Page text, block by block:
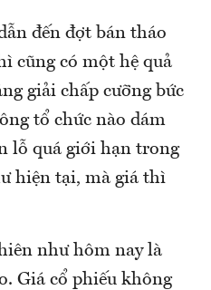
đến đợt bán tháo
cũng có một hệ quả
giải chấp cưỡng bức
tổ chức nào dám
lỗ quá giới hạn trong
hiện tại, mà giá thì
như hôm nay là
Giá cổ phiếu không